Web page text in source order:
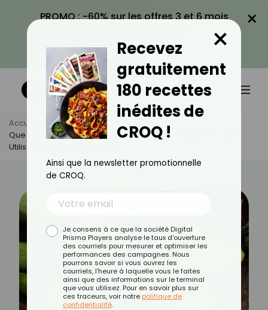
PROMO : -60% sur les offres 3 et 6 mois
VOIR LA PROMO
×
Accueil Actus
Astuces Culinaires
Que Faire Avec Des Courgettes Molles ? Des Idées Pour Les
Utiliser Et Éviter Le Gaspillage
Recevez
gratuitement
180 recettes
inédites de
CROQ !
×
Ainsi que la newsletter promotionnelle
de CROQ.
Je consens à ce que la société Digital
Prisma Players analyse le taux d'ouverture
des courriels pour mesurer et optimiser les
performances des campagnes. Nous
pourrons savoir si vous ouvrez les
courriels, l'heure à laquelle vous le faites
ainsi que des informations sur le terminal
que vous utilisez. Pour en savoir plus sur
ces traceurs, voir notre politique de
confidentialité.